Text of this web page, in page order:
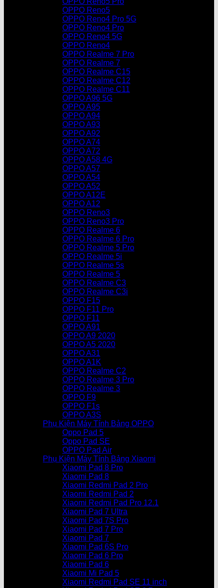
OPPO Reno5
OPPO Reno4 Pro 5G
OPPO Reno4 Pro
OPPO Reno4 5G
OPPO Reno4
OPPO Realme 7 Pro
OPPO Realme 7
OPPO Realme C15
OPPO Realme C12
OPPO Realme C11
OPPO A96 5G
OPPO A95
OPPO A94
OPPO A93
OPPO A92
OPPO A74
OPPO A72
OPPO A58 4G
OPPO A57
OPPO A54
OPPO A52
OPPO A12E
OPPO A12
OPPO Reno3
OPPO Reno3 Pro
OPPO Realme 6
OPPO Realme 6 Pro
OPPO Realme 5 Pro
OPPO Realme 5i
OPPO Realme 5s
OPPO Realme 5
OPPO Realme C3
OPPO Realme C3i
OPPO F15
OPPO F11 Pro
OPPO F11
OPPO A91
OPPO A9 2020
OPPO A5 2020
OPPO A31
OPPO A1K
OPPO Realme C2
OPPO Realme 3 Pro
OPPO Realme 3
OPPO F9
OPPO F1s
OPPO A3S
Phụ Kiện Máy Tính Bảng OPPO
Oppo Pad 5
Oppo Pad SE
OPPO Pad Air
Phụ Kiện Máy Tính Bảng Xiaomi
Xiaomi Pad 8 Pro
Xiaomi Pad 8
Xiaomi Redmi Pad 2 Pro
Xiaomi Redmi Pad 2
Xiaomi Redmi Pad Pro 12.1
Xiaomi Pad 7 Ultra
Xiaomi Pad 7S Pro
Xiaomi Pad 7 Pro
Xiaomi Pad 7
Xiaomi Pad 6S Pro
Xiaomi Pad 6 Pro
Xiaomi Pad 6
Xiaomi Mi Pad 5
Xiaomi Redmi Pad SE 11 inch